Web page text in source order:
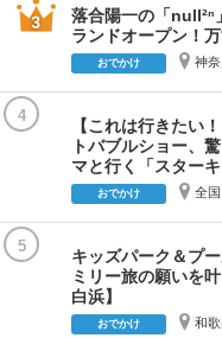
落合陽一の「null²ⁿ
ランドオープン！
おでかけ 神
4
【これは行きたい
トバブルショー、
マと行く「スター
おでかけ 全国
5
キッズパーク＆プ
ミリー旅の願いを
白浜】
おでかけ 和